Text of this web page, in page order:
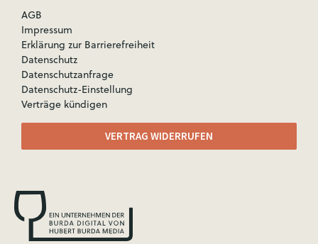
AGB
Impressum
Erklärung zur Barrierefreiheit
Datenschutz
Datenschutzanfrage
Datenschutz-Einstellung
Verträge kündigen
VERTRAG WIDERRUFEN